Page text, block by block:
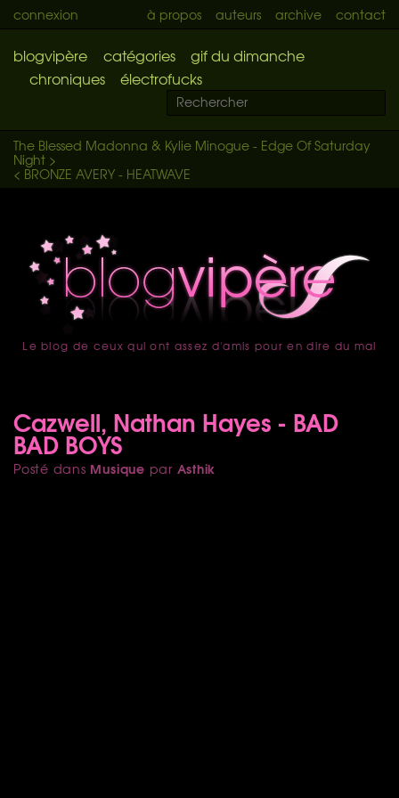
connexion à propos auteurs archive contact
blogvipère catégories
gif du dimanche
chroniques
électrofucks
The Blessed Madonna & Kylie Minogue - Edge Of Saturday
Night >
< BRONZE AVERY - HEATWAVE
accueil
Le blog de ceux qui ont assez d'amis pour en dire du mal
Cazwell, Nathan Hayes - BAD
BAD BOYS
Posté dans Musique par Asthik